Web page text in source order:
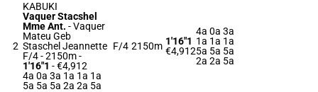
2
KABUKI
Vaquer Stacshel
Mme Ant. -Vaquer
Mateu Geb
Staschel Jeannette
F/4 - 2150m-
1'16"1 - €4,912
4a 0a 3a 1a 1a 1a
5a 5a 5a 2a 2a 5a
F/4 2150m 1'16"1
€4,912
4a 0a 3a
1a 1a 1a
5a 5a 5a
2a 2a 5a